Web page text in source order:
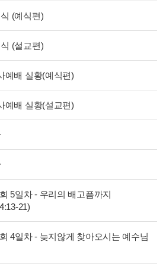
(예식편)
(설교편)
예배 실황(예식편)
예배 실황(설교편)
5일차 - 우리의 배고픔까지
21)
4일차 - 늦지않게 찾아오시는 예수님